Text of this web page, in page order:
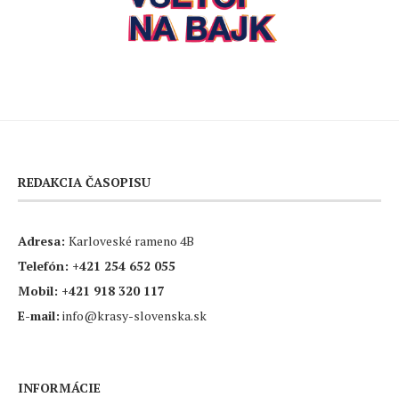
REDAKCIA ČASOPISU
Adresa: Karloveské rameno 4B
Telefón: +421 254 652 055
Mobil: +421 918 320 117
E-mail: info@krasy-slovenska.sk
INFORMÁCIE